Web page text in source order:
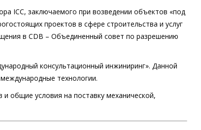
ICC, заключаемого при возведении объектов «под
проектов в сфере строительства и услуг
в CDB – Объединенный совет по разрешению
консультационный инжиниринг». Данной
технологии.
общие условия на поставку механической,